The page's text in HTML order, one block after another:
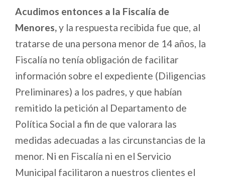
Acudimos entonces a la Fiscalía de
Menores, y la respuesta recibida fue que, al
tratarse de una persona menor de 14 años, la
Fiscalía no tenía obligación de facilitar
información sobre el expediente (Diligencias
Preliminares) a los padres, y que habían
remitido la petición al Departamento de
Política Social a fin de que valorara las
medidas adecuadas a las circunstancias de la
menor. Ni en Fiscalía ni en el Servicio
Municipal facilitaron a nuestros clientes el